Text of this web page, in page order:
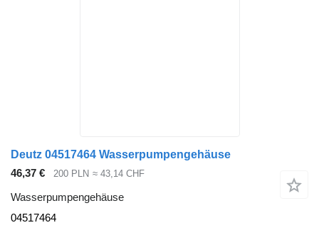
Deutz 04517464 Wasserpumpengehäuse
46,37 €
200 PLN ≈ 43,14 CHF
Wasserpumpengehäuse
04517464